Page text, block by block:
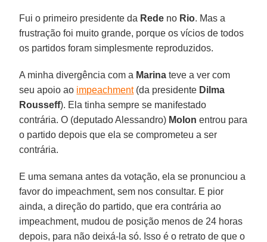
Fui o primeiro presidente da Rede no Rio. Mas a
frustração foi muito grande, porque os vícios de todos
os partidos foram simplesmente reproduzidos.
A minha divergência com a Marina teve a ver com
seu apoio ao impeachment(da presidente Dilma
Rousseff). Ela tinha sempre se manifestado
contrária. O (deputado Alessandro) Molon entrou para
o partido depois que ela se comprometeu a ser
contrária.
E uma semana antes da votação, ela se pronunciou a
favor do impeachment, sem nos consultar. E pior
ainda, a direção do partido, que era contrária ao
impeachment, mudou de posição menos de 24 horas
depois, para não deixá-la só. Isso é o retrato de que o